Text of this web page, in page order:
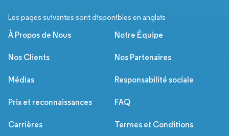
Les pages suivantes sont disponibles en anglais
À Propos de Nous Notre Équipe
Nos Clients Nos Partenaires
Médias Responsabilité sociale
Prix et reconnaissances FAQ
Carrières Termes et Conditions